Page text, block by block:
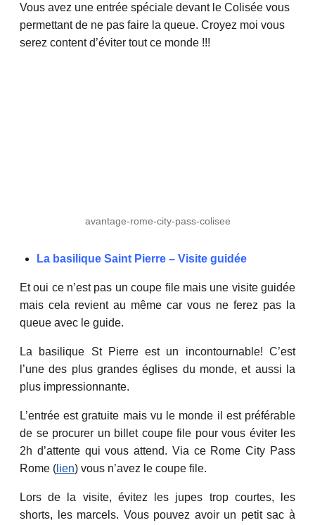
Vous avez une entrée spéciale devant le Colisée vous
permettant de ne pas faire la queue. Croyez moi vous
serez content d’éviter tout ce monde !!!
avantage-rome-city-pass-colisee
La basilique Saint Pierre – Visite guidée
Et oui ce n’est pas un coupe file mais une visite guidée
mais cela revient au même car vous ne ferez pas la
queue avec le guide.
La basilique St Pierre est un incontournable! C’est
l’une des plus grandes églises du monde, et aussi la
plus impressionnante.
L’entrée est gratuite mais vu le monde il est préférable
de se procurer un billet coupe file pour vous éviter les
2h d’attente qui vous attend. Via ce Rome City Pass
Rome ( lien) vous n’avez le coupe file.
Lors de la visite, évitez les jupes trop courtes, les
shorts, les marcels. Vous pouvez avoir un petit sac à